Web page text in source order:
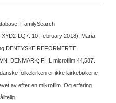
FamilySearch
LQ7: 10 February 2018), Maria
DENTYSKE REFORMERTE
DENMARK; FHL microfilm 44,587.
folkekirken er ikke kirkebøkene
av efter en mikrofilm. Og erfaring